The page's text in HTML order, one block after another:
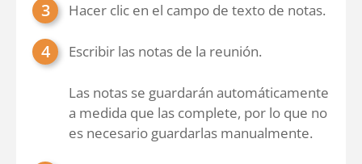
Hacer clic en el campo de texto de notas.
Escribir las notas de la reunión.
Las notas se guardarán automáticamente
a medida que las complete, por lo que no
es necesario guardarlas manualmente.